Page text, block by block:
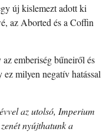
új kislemezt adott ki
az Aborted és a Coffin
emberiség bűneiről és
milyen negatív hatással
az utolsó, Imperium
nyújthatunk a